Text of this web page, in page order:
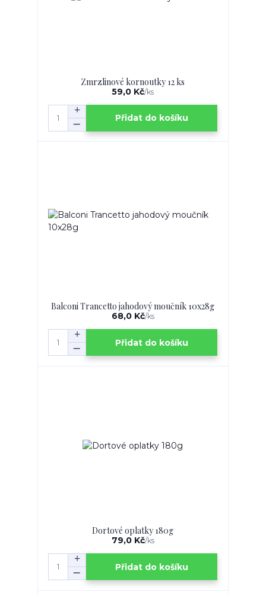
Zmrzlinové kornoutky 12 ks
59,0 Kč/ks
Přidat do košíku
Balconi Trancetto jahodový moučník 10x28g
68,0 Kč/ks
Přidat do košíku
Dortové oplatky 180g
79,0 Kč/ks
Přidat do košíku